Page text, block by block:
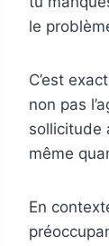
le
C’est
non pas
sollicitude
même
En